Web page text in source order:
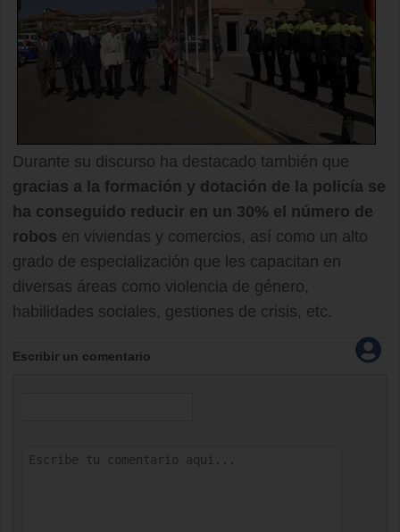
Durante su discurso ha destacado también que
gracias a la formación y dotación de la policía se
ha conseguido reducir en un 30% el número de
robos en viviendas y comercios, así como un alto
grado de especialización que les capacitan en
diversas áreas como violencia de género,
habilidades sociales, gestiones de crisis, etc.
Escribir un comentario